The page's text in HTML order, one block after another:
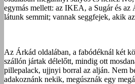
egymás mellett: az IKEA, a Sugár és
látunk semmit; vannak seggfejek, akik
Az Árkád oldalában, a fabódéknál két
szállón jártak délelőtt, mindig ott
pillepalack, ujjnyi borral az alján. Nem
adakoznánk nekik, megúsznák egy